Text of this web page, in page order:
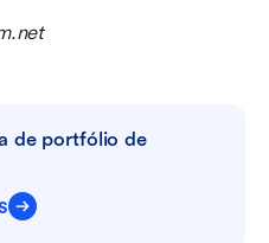
de portfólio de